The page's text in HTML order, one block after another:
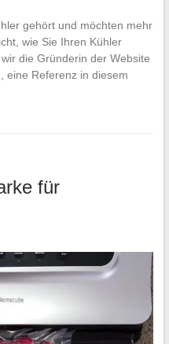
gehört und möchten mehr
wie Sie Ihren Kühler
die Gründerin der Website
eine Referenz in diesem
für